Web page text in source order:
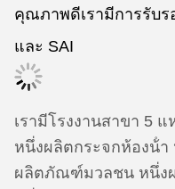
คุณภาพดีเรามีการรับร
และ SAI
เรามีโรงงานสาขา 5
หนึ่งผลิตกระจกห้องน้ํ
ผลิตภัณฑ์มวลชน หนึ่ง